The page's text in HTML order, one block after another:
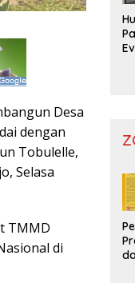
Desa
dengan
Tobulelle,
Selasa
TMMD
di